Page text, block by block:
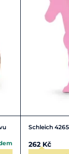
Schleich
262 Kč